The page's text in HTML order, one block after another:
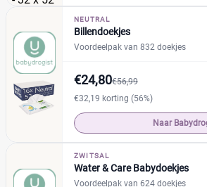
NEUTRAL
Billendoekjes
Voordeelpak van 832 doekjes
€24,80€56,99
€32,19 korting (56%)
Naar
ZWITSAL
Water & Care Babydoekjes
Voordeelpak van 624 doekjes